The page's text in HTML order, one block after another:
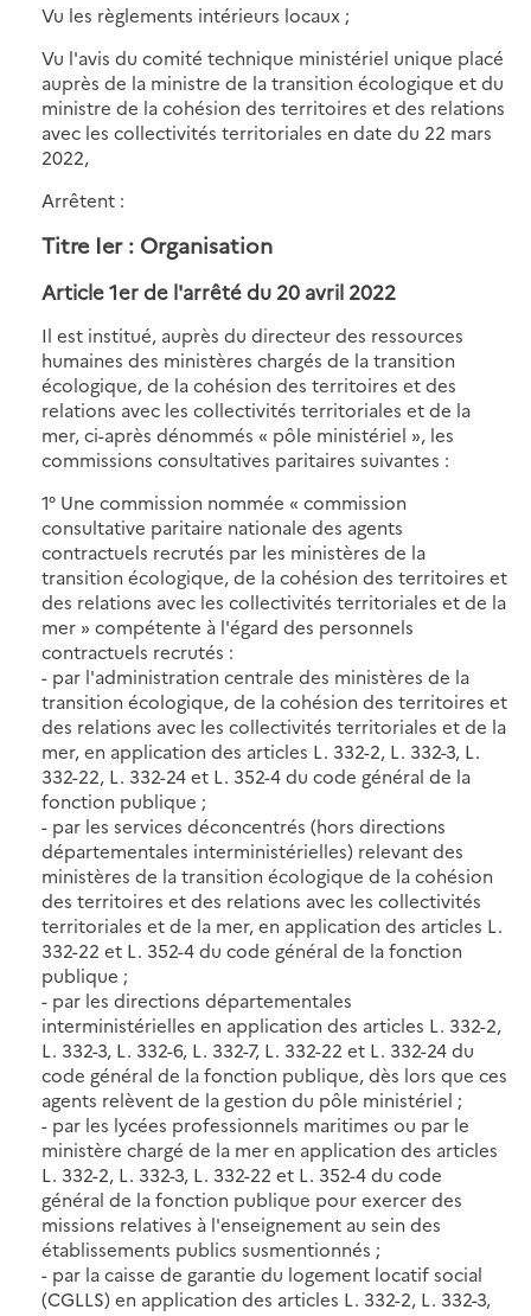
Vu les règlements intérieurs locaux ;
Vu l'avis du comité technique ministériel unique placé
auprès de la ministre de la transition écologique et du
ministre de la cohésion des territoires et des relations
avec les collectivités territoriales en date du 22 mars
2022,
Arrêtent :
Titre Ier : Organisation
Article 1er de l'arrêté du 20 avril 2022
Il est institué, auprès du directeur des ressources
humaines des ministères chargés de la transition
écologique, de la cohésion des territoires et des
relations avec les collectivités territoriales et de la
mer, ci-après dénommés « pôle ministériel », les
commissions consultatives paritaires suivantes :
1° Une commission nommée « commission
consultative paritaire nationale des agents
contractuels recrutés par les ministères de la
transition écologique, de la cohésion des territoires et
des relations avec les collectivités territoriales et de la
mer » compétente à l'égard des personnels
contractuels recrutés :
- par l'administration centrale des ministères de la
transition écologique, de la cohésion des territoires et
des relations avec les collectivités territoriales et de la
mer, en application des articles L. 332-2, L. 332-3, L.
332-22, L. 332-24 et L. 352-4 du code général de la
fonction publique ;
- par les services déconcentrés (hors directions
départementales interministérielles) relevant des
ministères de la transition écologique de la cohésion
des territoires et des relations avec les collectivités
territoriales et de la mer, en application des articles L.
332-22 et L. 352-4 du code général de la fonction
publique ;
- par les directions départementales
interministérielles en application des articles L. 332-2,
L. 332-3, L. 332-6, L. 332-7, L. 332-22 et L. 332-24 du
code général de la fonction publique, dès lors que ces
agents relèvent de la gestion du pôle ministériel ;
- par les lycées professionnels maritimes ou par le
ministère chargé de la mer en application des articles
L. 332-2, L. 332-3, L. 332-22 et L. 352-4 du code
général de la fonction publique pour exercer des
missions relatives à l'enseignement au sein des
établissements publics susmentionnés ;
- par la caisse de garantie du logement locatif social
(CGLLS) en application des articles L. 332-2, L. 332-3,